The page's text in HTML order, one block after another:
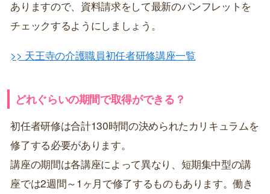
ありますので、資料請求をして最新のパンフレットを
チェックするようにしましょう。
>> 天王寺の介護職員初任者研修講座一覧
どれぐらいの期間で取得ができる？
初任者研修は合計130時間の決められたカリキュラムを
修了する必要があります。
講座の期間は各講座によって異なり、短期集中型の講
座では2週間～1ヶ月で修了するものもあります。働き